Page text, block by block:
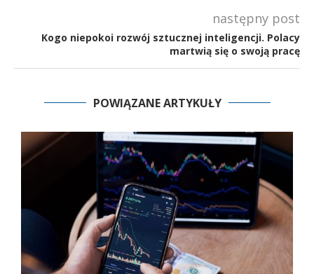
następny post
Kogo niepokoi rozwój sztucznej inteligencji. Polacy
martwią się o swoją pracę
POWIĄZANE ARTYKUŁY